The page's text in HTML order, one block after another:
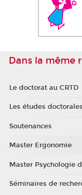
Dans la même
Le doctorat au CRTD
Les études
Soutenances
Master Ergonomie
Master Psychologie
Séminaires de